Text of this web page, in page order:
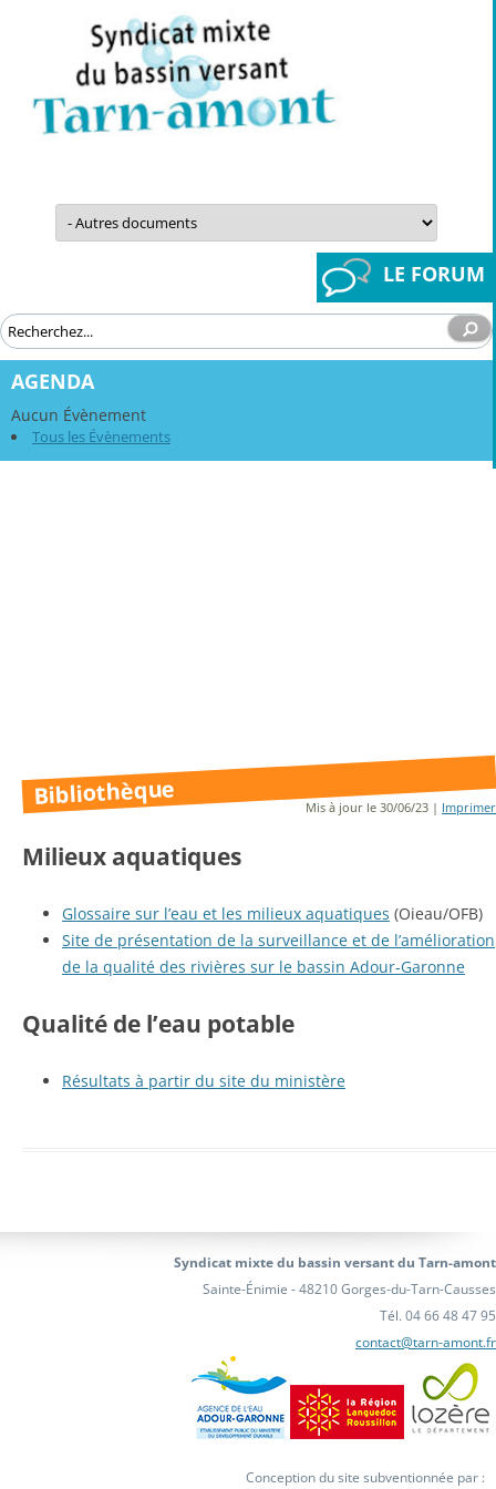
Aller
contenu
LE FORUM
AGENDA
Aucun Évènement
Tous les Évènements
Bibliothèque Mis à jour le 30/06/23 | Imprimer
Milieux aquatiques
Glossaire sur l’eau et les milieux aquatiques (Oieau/OFB)
Site de présentation de la surveillance et de l’amélioration
de la qualité des rivières sur le bassin Adour-Garonne
Qualité de l’eau potable
Résultats à partir du site du ministère
Syndicat mixte du bassin versant du Tarn-amont
Sainte-Énimie - 48210 Gorges-du-Tarn-Causses
Tél. 04 66 48 47 95
contact@tarn-amont.fr
Conception du site subventionnée par :